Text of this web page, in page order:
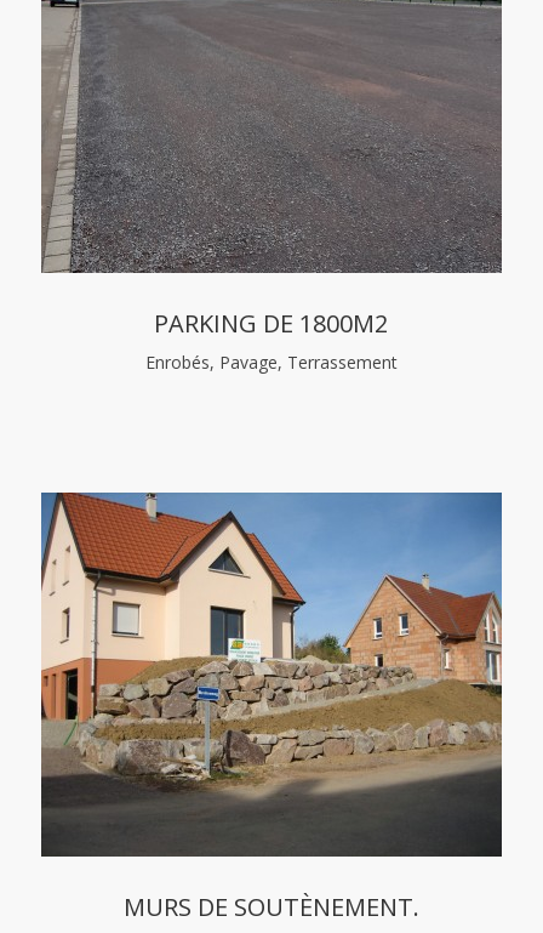
PARKING DE 1800M2
Enrobés, Pavage, Terrassement
MURS DE SOUTÈNEMENT.